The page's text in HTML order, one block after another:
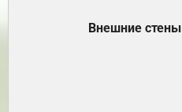
Внешние стены